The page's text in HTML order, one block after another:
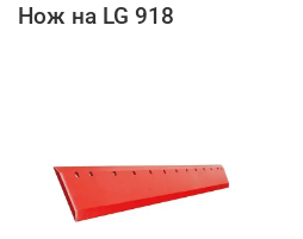
Нож на LG 918